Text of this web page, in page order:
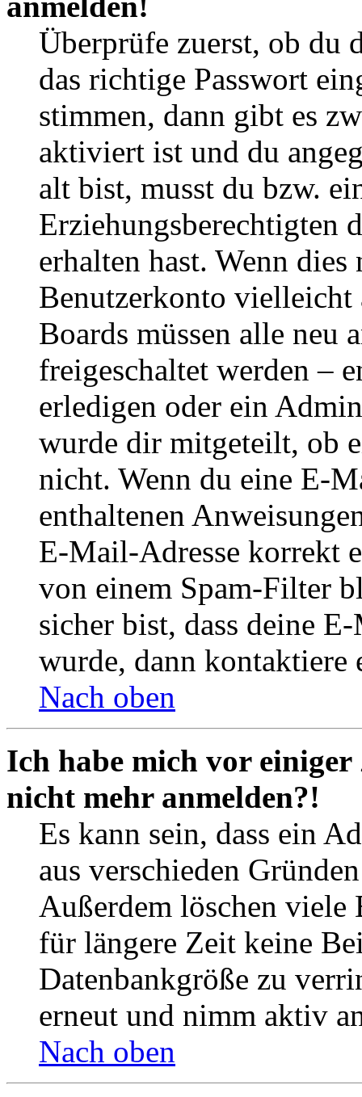
Überprüfe zuerst, ob du
das richtige Passwort
stimmen, dann gibt es
aktiviert ist und du
alt bist, musst du bzw.
Erziehungsberechtigten
erhalten hast. Wenn
Benutzerkonto
Boards müssen alle neu
freigeschaltet werden –
erledigen oder ein
wurde dir mitgeteilt, ob
nicht. Wenn du eine E-
enthaltenen
E-Mail-Adresse korrekt
von einem Spam-Filter
sicher bist, dass deine
wurde, dann kontaktiere
Nach oben
Ich habe mich vor
nicht mehr anmelden?!
Es kann sein, dass ein
aus verschieden
Außerdem löschen viele
für längere Zeit keine
Datenbankgröße zu
erneut und nimm aktiv
Nach oben